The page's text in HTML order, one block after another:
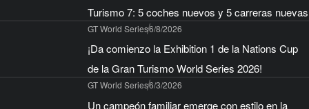
Turismo 7: 5 coches nuevos y 5 carreras nuevas
GT World Series6/8/2026
¡Da comienzo la Exhibition 1 de la Nations Cup
de la Gran Turismo World Series 2026!
GT World Series6/3/2026
Un campeón familiar emerge con estilo en la